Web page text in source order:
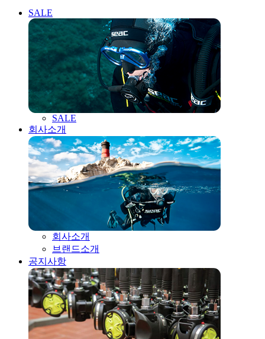
SALE
SALE
회사소개
회사소개
브랜드소개
공지사항